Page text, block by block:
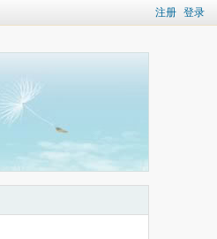
注册 登录